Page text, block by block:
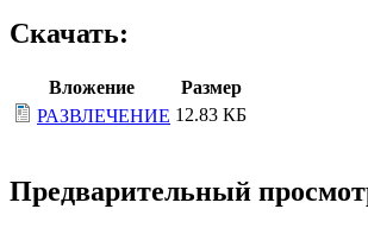
Скачать:
Вложение
Размер
РАЗВЛЕЧЕНИЕ 12.83 КБ
Предварительный